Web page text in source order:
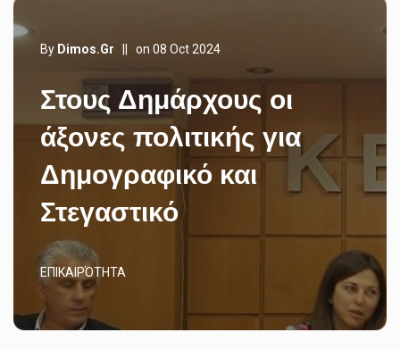
By Dimos.gr on 08 Oct 2024
Στους Δημάρχους οι
άξονες πολιτικής για
Δημογραφικό και
Στεγαστικό
ΕΠΙΚΑΙΡΌΤΗΤΑ